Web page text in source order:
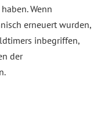
Wenn
erneuert wurden,
inbegriffen,
der